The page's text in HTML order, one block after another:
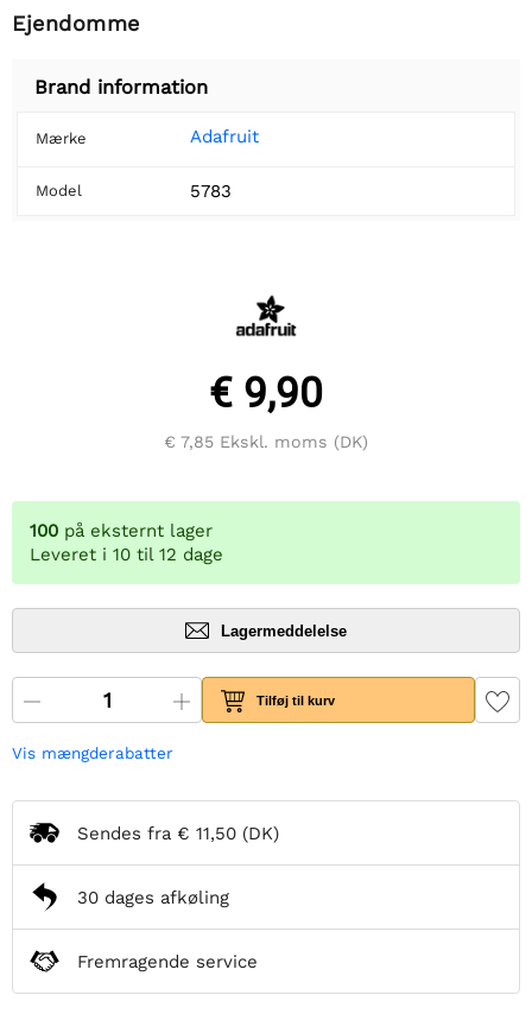
Ejendomme
Brand information
Mærke Adafruit
Model 5783
€ 9,90
€ 7,85 Ekskl. moms (DK)
100 på eksternt lager
Leveret i 10 til 12 dage
Lagermeddelelse
Tilføj til kurv
Vis mængderabatter
Sendes fra € 11,50 (DK)
30 dages afkøling
Fremragende service